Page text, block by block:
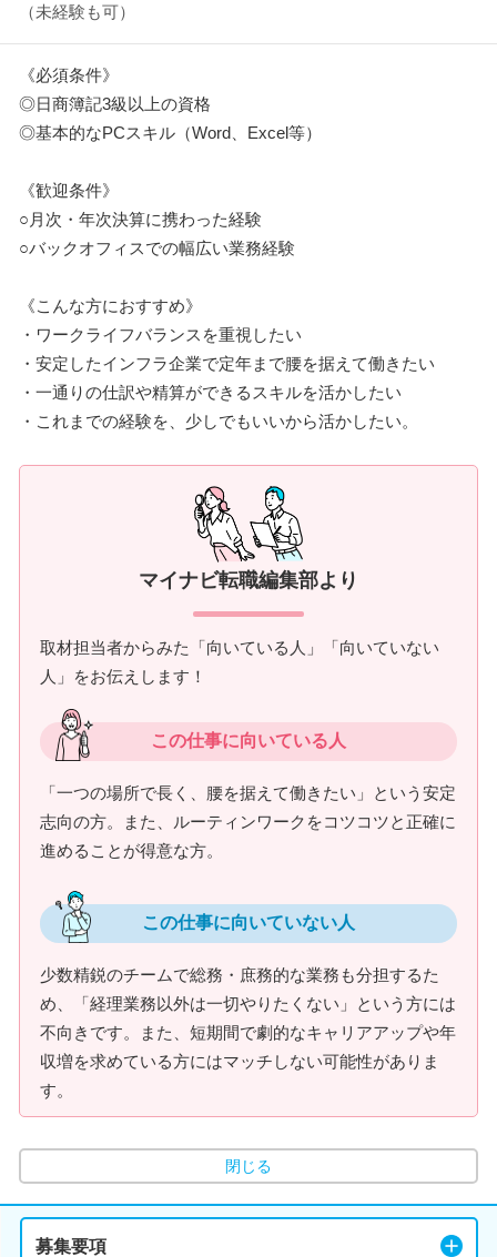
（未経験も可）
《必須条件》
◎日商簿記3級以上の資格
◎基本的なPCスキル（Word、Excel等）
《歓迎条件》
○月次・年次決算に携わった経験
○バックオフィスでの幅広い業務経験
《こんな方におすすめ》
・ワークライフバランスを重視したい
・安定したインフラ企業で定年まで腰を据えて働きたい
・一通りの仕訳や精算ができるスキルを活かしたい
・これまでの経験を、少しでもいいから活かしたい。
マイナビ転職編集部より
取材担当者からみた「向いている人」「向いていない
人」をお伝えします！
この仕事に向いている人
「一つの場所で長く、腰を据えて働きたい」という安定
志向の方。また、ルーティンワークをコツコツと正確に
進めることが得意な方。
この仕事に向いていない人
少数精鋭のチームで総務・庶務的な業務も分担するた
め、「経理業務以外は一切やりたくない」という方には
不向きです。また、短期間で劇的なキャリアアップや年
収増を求めている方にはマッチしない可能性がありま
す。
閉じる
募集要項